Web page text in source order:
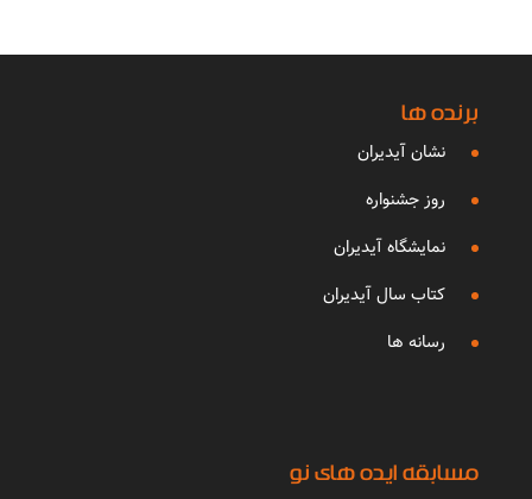
برنده ها
نشان آیدیران
روز جشنواره
نمایشگاه آیدیران
کتاب سال آیدیران
رسانه ها
مسابقه ایده های نو